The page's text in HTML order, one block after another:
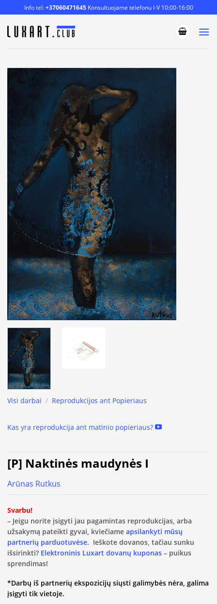
to
content
Info tel:+37060471645Konsultuojame telefonu I-V 10:00-16:00
Visi darbai / Reprodukcijos ant Popieriaus
Kas yra reprodukcija ant matinio popieriaus?
[P] Naktinės maudynės I
Arūnas Rutkus
Svarbu!
– Jeigu norite įsigyti jau pagamintas reprodukcijas, arba
užsakymą pateikti gyvai, kviečiame apsilankyti mūsų
partnerių parduotuvėse. Ieškote dovanos, tačiau sunku
išsirinkti? Elektroninis Luxart dovanų kuponas – puikus
sprendimas!
*Darbų iš partnerių ekspozicijų siųsti galimybės nėra, galima
įsigyti tik vietoje.